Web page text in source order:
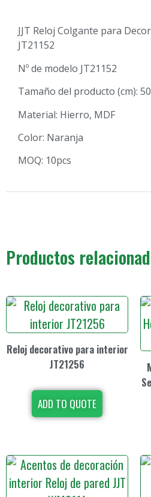
JJT Reloj Colgante para
JT21152
Nº de modelo JT21152
Tamaño del producto (cm):
Material: Hierro, MDF
Color: Naranja
MOQ: 10pcs
Productos
Reloj decorativo para interior
JT21256
ADD TO QUOTE